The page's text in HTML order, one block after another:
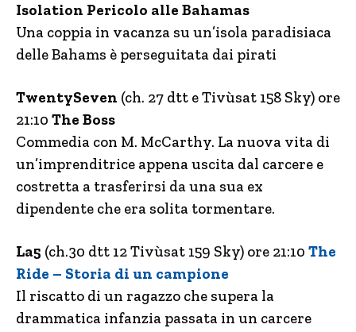
Isolation Pericolo alle Bahamas
Una coppia in vacanza su un’isola paradisiaca
delle Bahams è perseguitata dai pirati
TwentySeven (ch. 27 dtt e Tivùsat 158 Sky) ore
21:10 The Boss
Commedia con M. McCarthy. La nuova vita di
un’imprenditrice appena uscita dal carcere e
costretta a trasferirsi da una sua ex
dipendente che era solita tormentare.
La5 (ch.30 dtt 12 Tivùsat 159 Sky) ore 21:10 The
Ride – Storia di un campione
Il riscatto di un ragazzo che supera la
drammatica infanzia passata in un carcere